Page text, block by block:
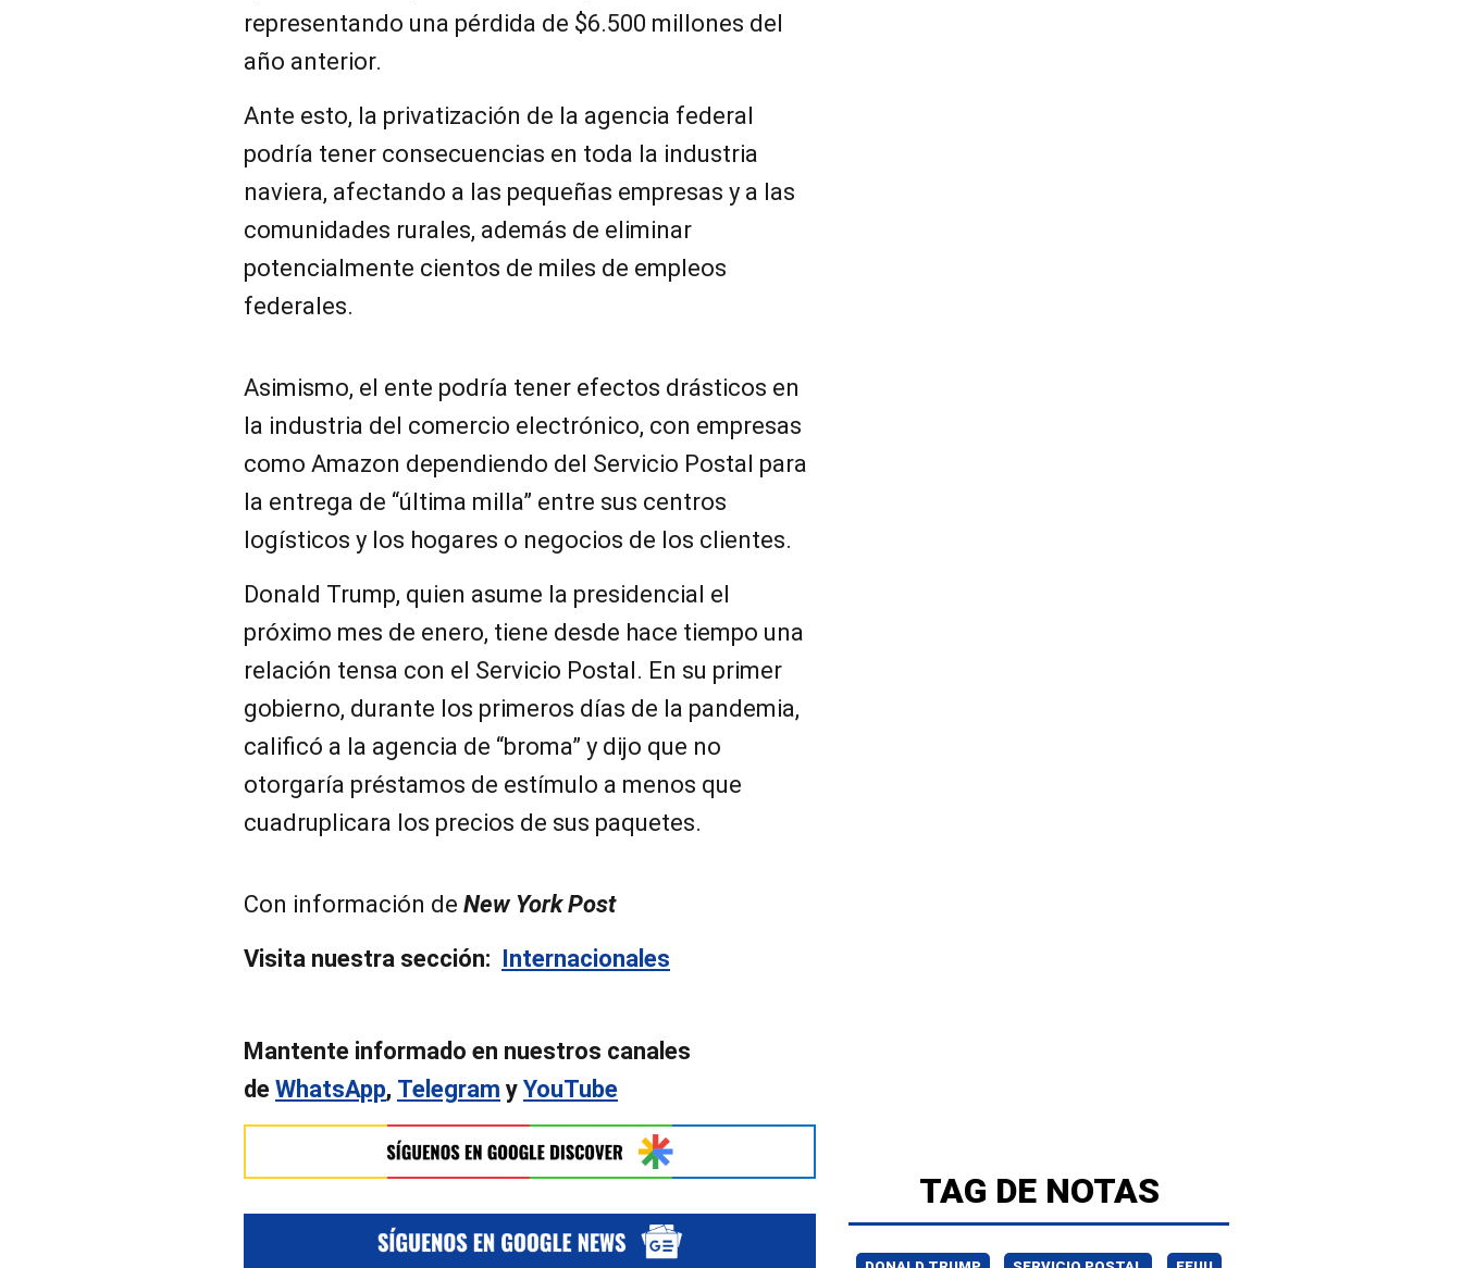
representando una pérdida de $6.500 millones del
año anterior.
Ante esto, la privatización de la agencia federal
podría tener consecuencias en toda la industria
naviera, afectando a las pequeñas empresas y a las
comunidades rurales, además de eliminar
potencialmente cientos de miles de empleos
federales.
Asimismo, el ente podría tener efectos drásticos en
la industria del comercio electrónico, con empresas
como Amazon dependiendo del Servicio Postal para
la entrega de “última milla” entre sus centros
logísticos y los hogares o negocios de los clientes.
Donald Trump, quien asume la presidencial el
próximo mes de enero, tiene desde hace tiempo una
relación tensa con el Servicio Postal. En su primer
gobierno, durante los primeros días de la pandemia,
calificó a la agencia de “broma” y dijo que no
otorgaría préstamos de estímulo a menos que
cuadruplicara los precios de sus paquetes.
Con información de New York Post
Visita nuestra sección: Internacionales
Mantente informado en nuestros canales
de WhatsApp, Telegram y YouTube
TAG DE NOTAS